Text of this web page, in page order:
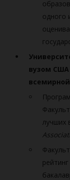
одного
вузом
лучших